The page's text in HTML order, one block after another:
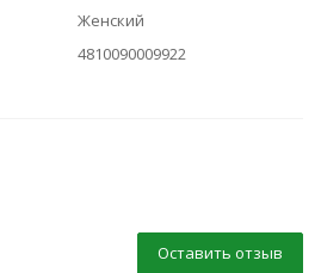
Женский
4810090009922
Оставить отзыв